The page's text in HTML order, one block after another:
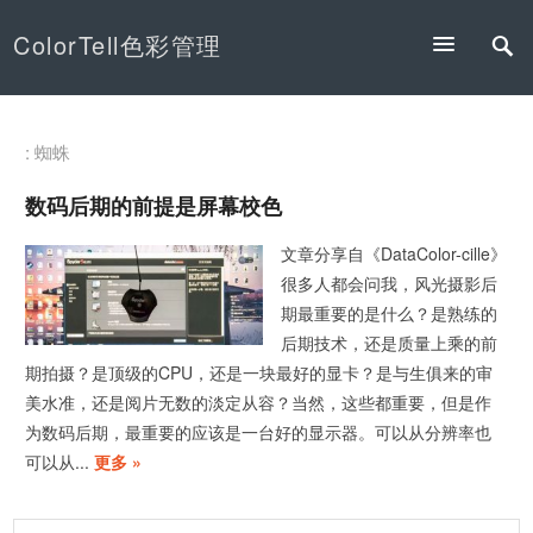
ColorTell色彩管理
: 蜘蛛
数码后期的前提是屏幕校色
文章分享自《DataColor-cille》
很多人都会问我，风光摄影后
期最重要的是什么？是熟练的
后期技术，还是质量上乘的前
期拍摄？是顶级的CPU，还是一块最好的显卡？是与生俱来的审
美水准，还是阅片无数的淡定从容？当然，这些都重要，但是作
为数码后期，最重要的应该是一台好的显示器。可以从分辨率也
可以从...更多 »